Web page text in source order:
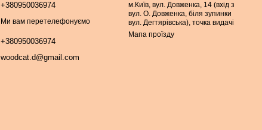
+380950036974
Ми вам перетелефонуємо
+380950036974
woodcat.d@gmail.com
м.Київ, вул. Довженка, 14 (вхід з
вул. О. Довженка, біля зупинки
вул. Дегтярівська), точка видачі
Мапа проїзду